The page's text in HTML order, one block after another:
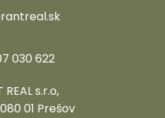
030 622
REAL s.r.o,
01 Prešov